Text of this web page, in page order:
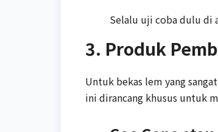
Selalu uji coba dulu di
3. Produk
Untuk bekas lem yang
ini dirancang khusus untuk